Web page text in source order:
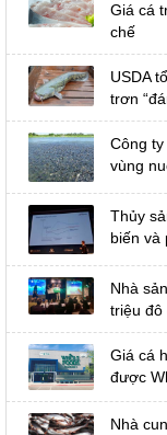
Giá cá
chế
USDA
trơn
Công
vùng
Thủy
biến và
Nhà
triệu đô
Giá cá
được
Nhà